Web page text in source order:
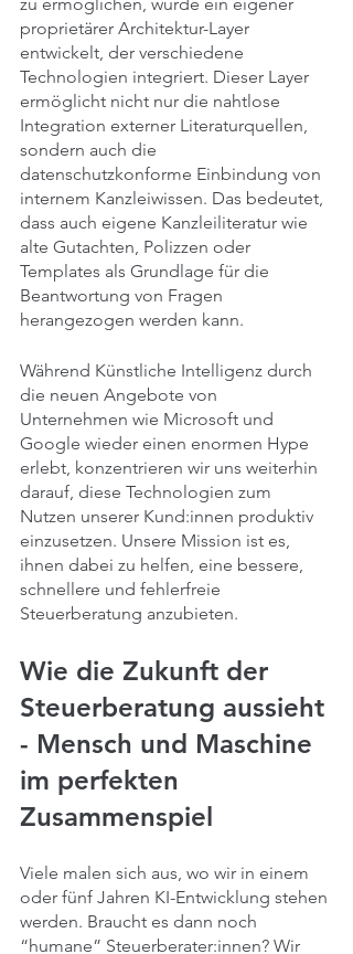
proprietärer Architektur-Layer
entwickelt, der verschiedene
Technologien integriert. Dieser Layer
ermöglicht nicht nur die nahtlose
Integration externer Literaturquellen,
sondern auch die
datenschutzkonforme Einbindung von
internem Kanzleiwissen. Das bedeutet,
dass auch eigene Kanzleiliteratur wie
alte Gutachten, Polizzen oder
Templates als Grundlage für die
Beantwortung von Fragen
herangezogen werden kann.
Während Künstliche Intelligenz durch
die neuen Angebote von
Unternehmen wie Microsoft und
Google wieder einen enormen Hype
erlebt, konzentrieren wir uns weiterhin
darauf, diese Technologien zum
Nutzen unserer Kund:innen produktiv
einzusetzen. Unsere Mission ist es,
ihnen dabei zu helfen, eine bessere,
schnellere und fehlerfreie
Steuerberatung anzubieten.
Wie die Zukunft der
Steuerberatung aussieht
- Mensch und Maschine
im perfekten
Zusammenspiel
Viele malen sich aus, wo wir in einem
oder fünf Jahren KI-Entwicklung stehen
werden. Braucht es dann noch
“humane” Steuerberater:innen? Wir